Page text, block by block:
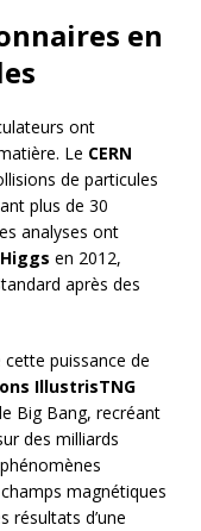
en
ont
Le CERN
de particules
plus de 30
analyses ont
en 2012,
après des
puissance de
IllustrisTNG
Big Bang, recréant
des milliards
magnétiques
résultats d’une